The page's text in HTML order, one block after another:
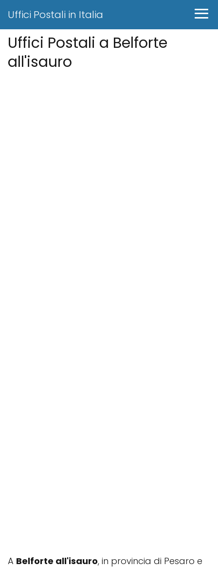
Uffici Postali in Italia
Uffici Postali a Belforte
all'isauro
A Belforte all'isauro, in provincia di Pesaro e